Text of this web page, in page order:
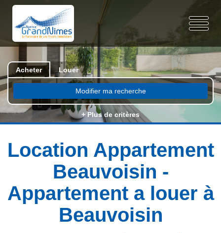
Acheter Louer
Modifier ma recherche
+ Plus de critères
Location Appartement
Beauvoisin -
Appartement a louer à
Beauvoisin